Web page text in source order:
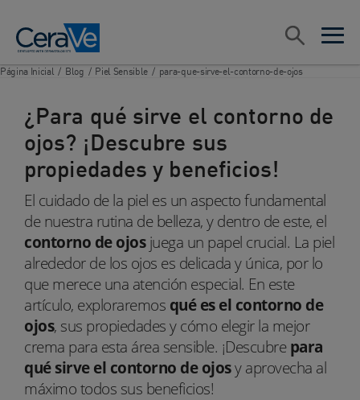
open
open
Search
Página Inicial / Blog / Piel Sensible / para-que-sirve-el-contorno-de-ojos
¿Para qué sirve el contorno de
ojos? ¡Descubre sus
propiedades y beneficios!
El cuidado de la piel es un aspecto fundamental
de nuestra rutina de belleza, y dentro de este, el
contorno de ojosjuega un papel crucial. La piel
alrededor de los ojos es delicada y única, por lo
que merece una atención especial. En este
artículo, exploraremos qué es el contorno de
ojos, sus propiedades y cómo elegir la mejor
crema para esta área sensible. ¡Descubrepara
qué sirve el contorno de ojosy aprovecha al
máximo todos sus beneficios!